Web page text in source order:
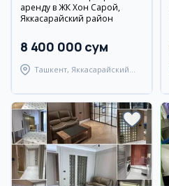
аренду в ЖК Хон Сарой,
Яккасарайский район
8 400 000 сум
Ташкент, Яккасарайский